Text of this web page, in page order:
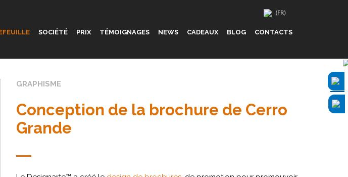
SOCIÉTÉ PRIX TÉMOIGNAGES NEWS CADEAUX BLOG CONTACTS
GRAPHISME
Conception de la brochure de Cerro
Grande